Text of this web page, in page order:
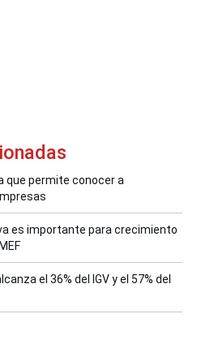
que permite conocer a
es importante para crecimiento
el 36% del IGV y el 57% del